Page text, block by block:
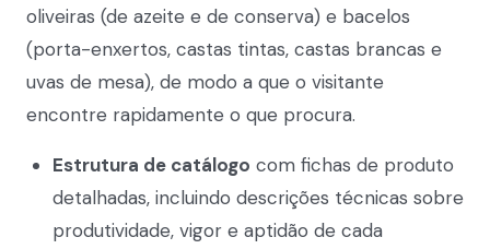
oliveiras (de azeite e de conserva) e bacelos
(porta-enxertos, castas tintas, castas brancas e
uvas de mesa), de modo a que o visitante
encontre rapidamente o que procura.
Estrutura de catálogo com fichas de produto
detalhadas, incluindo descrições técnicas sobre
produtividade, vigor e aptidão de cada